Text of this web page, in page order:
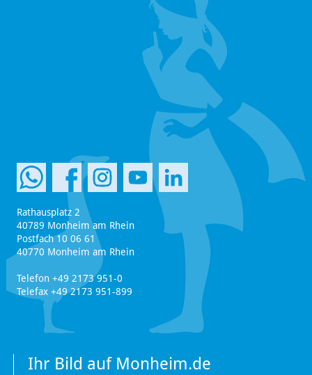
Rathausplatz 2
40789 Monheim am Rhein
Postfach 10 06 61
40770 Monheim am Rhein
Telefon +49 2173 951-0
Telefax +49 2173 951-899
Ihr Bild auf Monheim.de